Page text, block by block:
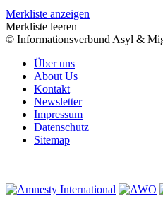
Merkliste anzeigen
Merkliste leeren
© Informationsverbund Asyl &
Über uns
About Us
Kontakt
Newsletter
Impressum
Datenschutz
Sitemap